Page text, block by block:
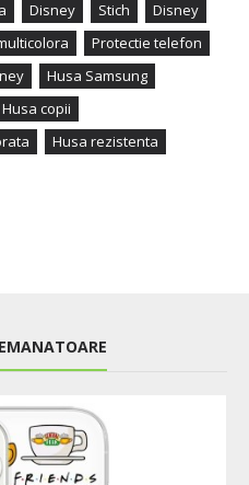
Disney Stich
Disney
Protectie telefon
Husa Samsung
Husa copii
Husa rezistenta